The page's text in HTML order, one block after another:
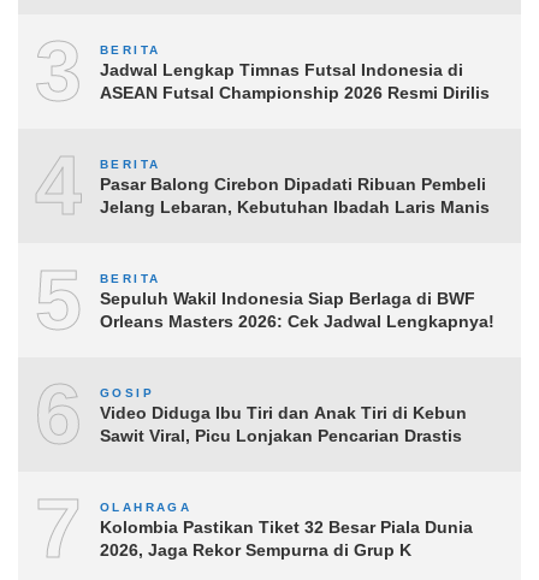
3 BERITA
Jadwal Lengkap Timnas Futsal Indonesia di
ASEAN Futsal Championship 2026 Resmi Dirilis
4 BERITA
Pasar Balong Cirebon Dipadati Ribuan Pembeli
Jelang Lebaran, Kebutuhan Ibadah Laris Manis
5 BERITA
Sepuluh Wakil Indonesia Siap Berlaga di BWF
Orleans Masters 2026: Cek Jadwal Lengkapnya!
6 GOSIP
Video Diduga Ibu Tiri dan Anak Tiri di Kebun
Sawit Viral, Picu Lonjakan Pencarian Drastis
7 OLAHRAGA
Kolombia Pastikan Tiket 32 Besar Piala Dunia
2026, Jaga Rekor Sempurna di Grup K